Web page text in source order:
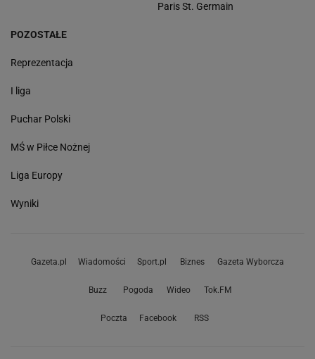
Paris St. Germain
POZOSTAŁE
Reprezentacja
I liga
Puchar Polski
MŚ w Piłce Nożnej
Liga Europy
Wyniki
Gazeta.pl Wiadomości Sport.pl Biznes Gazeta Wyborcza
Buzz Pogoda Wideo Tok.FM
Poczta Facebook RSS